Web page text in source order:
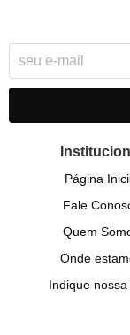
Página
Fale
Quem
Onde
Indique nossa